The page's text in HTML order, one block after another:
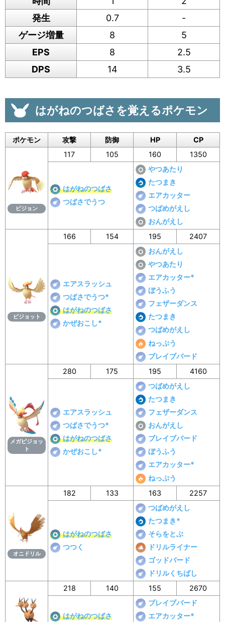
発生
0.7
-
ゲージ増量
8
5
EPS
8
2.5
DPS
14 3.5
はがねのつばさを覚えるポケモン
ポケモン 攻撃 防御 HP CP
ピジョン
117 105 160 1350
はがねのつばさ
つばさでうつ
やつあたり
たつまき
エアカッター
つばめがえし
おんがえし
ピジョット
166 154 195 2407
エアスラッシュ
つばさでうつ*
はがねのつばさ
かぜおこし*
おんがえし
やつあたり
エアカッター*
ぼうふう
フェザーダンス
たつまき
つばめがえし
ねっぷう
ブレイブバード
メガピジョッ
ト
280 175 195 4160
エアスラッシュ
つばさでうつ*
はがねのつばさ
かぜおこし*
つばめがえし
たつまき
フェザーダンス
おんがえし
ブレイブバード
ぼうふう
エアカッター*
ねっぷう
オニドリル
182 133 163 2257
はがねのつばさ
つつく
つばめがえし
たつまき*
そらをとぶ
ドリルライナー
ゴッドバード
ドリルくちばし
218 140 155 2670
はがねのつばさ
ブレイブバード
エアカッター*